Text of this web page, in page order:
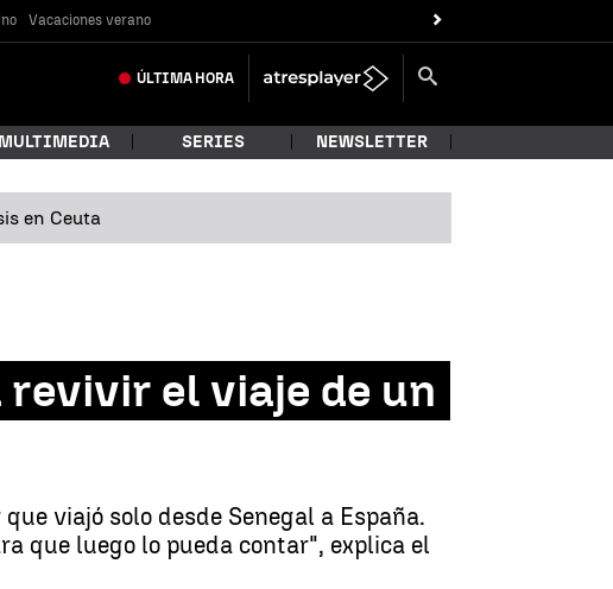
Vacaciones verano
ÚLTIMA HORA
MULTIMEDIA SERIES NEWSLETTER
en Ceuta
el viaje de un
viajó solo desde Senegal a España.
que luego lo pueda contar", explica el